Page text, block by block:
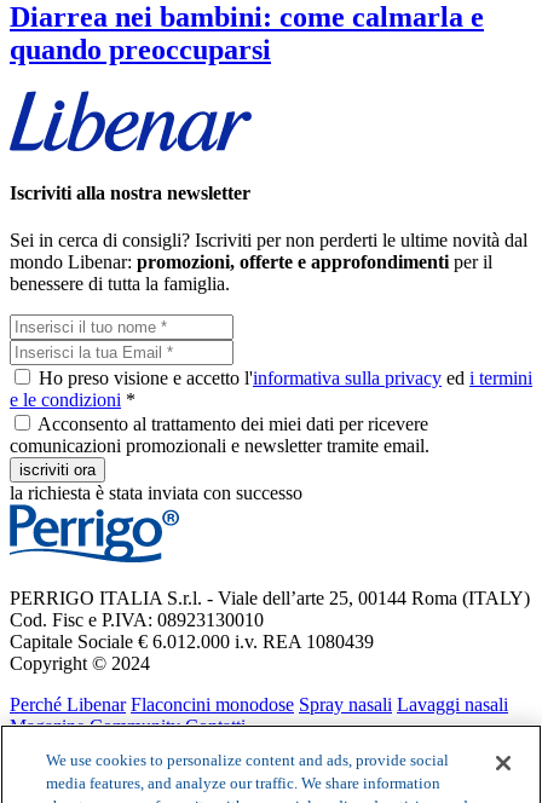
Diarrea nei bambini: come calmarla e
quando preoccuparsi
Iscriviti alla nostra newsletter
Sei in cerca di consigli? Iscriviti per non perderti le ultime novità dal
mondo Libenar: promozioni, offerte e approfondimenti per il
benessere di tutta la famiglia.
Ho preso visione e accetto l'informativa sulla privacy ed i termini
e le condizioni *
Acconsento al trattamento dei miei dati per ricevere
comunicazioni promozionali e newsletter tramite email.
iscriviti ora
la richiesta è stata inviata con successo
PERRIGO ITALIA S.r.l. - Viale dell’arte 25, 00144 Roma (ITALY)
Cod. Fisc e P.IVA: 08923130010
Capitale Sociale € 6.012.000 i.v. REA 1080439
Copyright © 2024
Perché Libenar Flaconcini monodose Spray nasali Lavaggi nasali
Magazine Community Contatti
Libenar flaconcini, Libenar spray, Libenar Aerosol 3% sono
We use cookies to personalize content and ads, provide social
media features, and analyze our traffic. We share information